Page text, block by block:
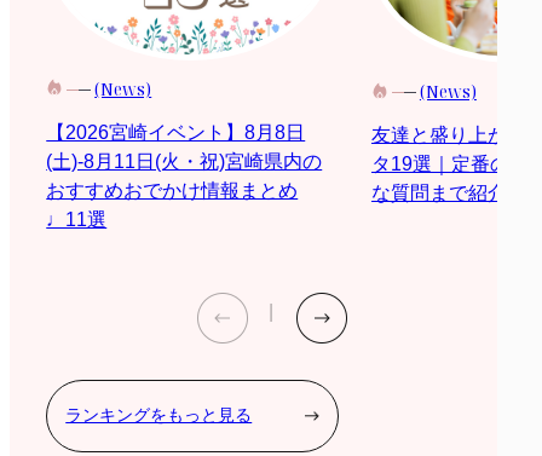
(News)
【2026宮崎イベント】8月8日
(土)-8月11日(火・祝)宮崎県内の
おすすめおでかけ情報まとめ
♩11選
(News)
友達と盛り上がる
タ19選｜定番の質
な質問まで紹介
ランキングをもっと見る